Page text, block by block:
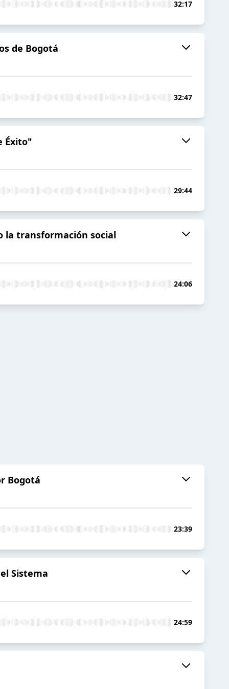
32:17
de Bogotá
32:47
Éxito"
29:44
la transformación social
24:06
Bogotá
23:39
Sistema
24:59